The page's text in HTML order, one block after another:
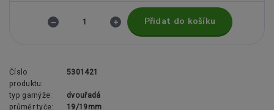
Přidat do košíku
Číslo
produktu:
5301421
typ garnýže:
dvouřadá
průměr tyče:
19/19mm